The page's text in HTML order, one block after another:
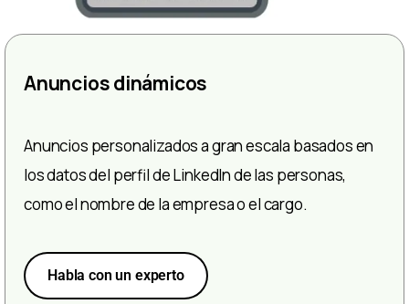
Anuncios dinámicos
Anuncios personalizados a gran escala basados en
los datos del perfil de LinkedIn de las personas,
como el nombre de la empresa o el cargo.
Habla con un experto